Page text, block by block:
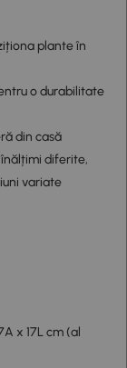
plante în
o durabilitate
din casă
diferite,
variate
x 17L cm (al